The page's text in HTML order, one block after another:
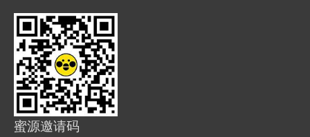
蜜源邀请码